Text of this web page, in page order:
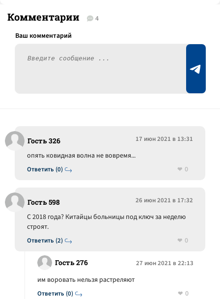
Комментарии 4
Гость 326 17 июн 2021 в 13:31
Ответить (0)
опять ковидная волна не вовремя...
0
Гость 598 26 июн 2021 в 17:32
Ответить (2)
С 2018 года? Китайцы больницы под ключ за неделю
строят.
0
Гость 276 27 июн 2021 в 22:13
Ответить (0)
им воровать нельзя растреляют
0